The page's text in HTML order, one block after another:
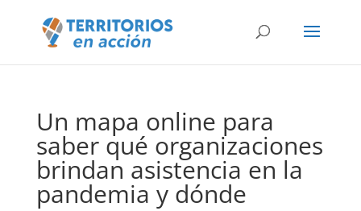
Un mapa online para
saber qué organizaciones
brindan asistencia en la
pandemia y dónde